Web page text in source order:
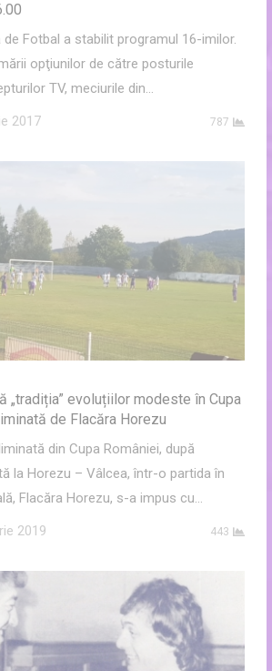
de Fotbal a stabilit programul 16-imilor.
opţiunilor de către posturile
TV, meciurile din…
2017
787
„tradiția” evoluțiilor modeste în Cupa
de Flacăra Horezu
din Cupa României, după
la Horezu – Vâlcea, într-o partida în
Flacăra Horezu, s-a impus cu…
2019
443